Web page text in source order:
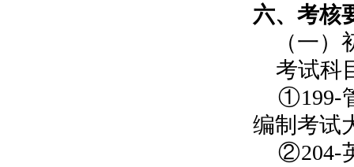
六、考核
（一）
考试科
①199-
编制考试
②204-